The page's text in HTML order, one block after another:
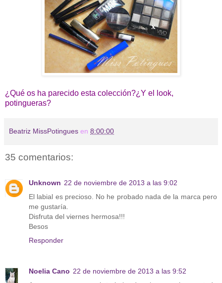
¿Qué os ha parecido esta colección?¿Y el look,
potingueras?
Beatriz MissPotingues en 8:00:00
35 comentarios:
Unknown 22 de noviembre de 2013 a las 9:02
El labial es precioso. No he probado nada de la marca pero
me gustaría.
Disfruta del viernes hermosa!!!
Besos
Responder
Noelia Cano 22 de noviembre de 2013 a las 9:52